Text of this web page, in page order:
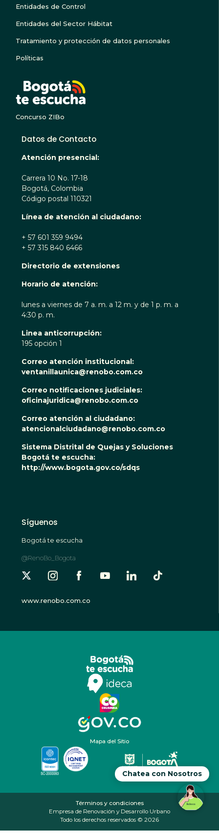
Chatea con Nosotros
Entidades de Control
Entidades del Sector Hábitat
Tratamiento y protección de datos personales
Políticas
Concurso ZIBo
Datos de Contacto
Atención presencial:
Carrera 10 No. 17-18
Bogotá, Colombia
Código postal 110321
Línea de atención al ciudadano:
+ 57 601 359 9494
+ 57 315 840 6466
Directorio de extensiones
Horario de atención:
lunes a viernes de 7 a. m. a 12 m. y de 1 p. m. a
4:30 p. m.
Linea anticorrupción:
195 opción 1
Correo atención institucional:
ventanillaunica@renobo.com.co
Correo notificaciones judiciales:
oficinajuridica@renobo.com.co
Correo atención al ciudadano:
atencionalciudadano@renobo.com.co
Sistema Distrital de Quejas y Soluciones
Bogotá te escucha:
http://www.bogota.gov.co/sdqs
Síguenos
Bogotá te escucha
@RenoBo_Bogota
www.renobo.com.co
Mapa del Sitio
Términos y condiciones
Empresa de Renovación y Desarrollo Urbano
Todo los derechos reservados © 2026